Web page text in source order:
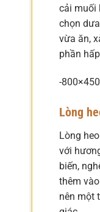
cải muối
chọn
vừa ăn,
phần
-
Lòng
Lòng
với
biến,
thêm
nên một